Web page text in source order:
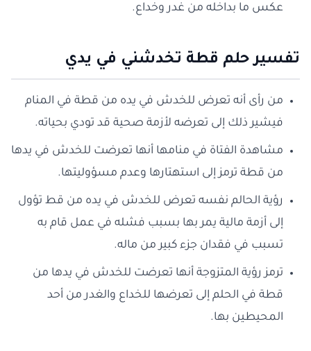
عكس ما بداخله من غدر وخداع.
تفسير حلم قطة تخدشني في يدي
من رأى أنه تعرض للخدش في يده من قطة في المنام
فيشير ذلك إلى تعرضه لأزمة صحية قد تودي بحياته.
مشاهدة الفتاة في منامها أنها تعرضت للخدش في يدها
من قطة ترمز إلى استهتارها وعدم مسؤوليتها.
رؤية الحالم نفسه تعرض للخدش في يده من قط تؤول
إلى أزمة مالية يمر بها بسبب فشله في عمل قام به
تسبب في فقدان جزء كبير من ماله.
ترمز رؤية المتزوجة أنها تعرضت للخدش في يدها من
قطة في الحلم إلى تعرضها للخداع والغدر من أحد
المحيطين بها.